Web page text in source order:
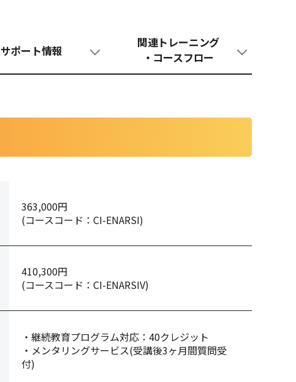
サポート情報
関連トレーニング
・コースフロー
363,000円
(コースコード：CI-ENARSI)
410,300円
(コースコード：CI-ENARSIV)
・継続教育プログラム対応：40クレジット
・メンタリングサービス(受講後3ヶ月間質問受
付)